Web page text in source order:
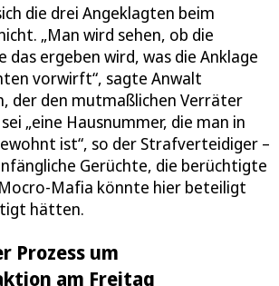
die drei Angeklagten beim
„Man wird sehen, ob die
das ergeben wird, was die Anklage
vorwirft“, sagte Anwalt
der den mutmaßlichen Verräter
„eine Hausnummer, die man in
ist“, so der Strafverteidiger –
Gerüchte, die berüchtigte
Mafia könnte hier beteiligt
hätten.
Prozess um
am Freitag